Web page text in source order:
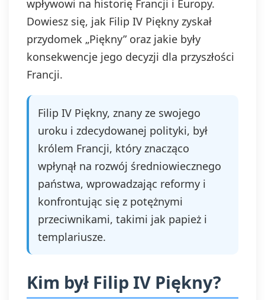
wpływowi na historię Francji i Europy.
Dowiesz się, jak Filip IV Piękny zyskał
przydomek „Piękny” oraz jakie były
konsekwencje jego decyzji dla przyszłości
Francji.
Filip IV Piękny, znany ze swojego
uroku i zdecydowanej polityki, był
królem Francji, który znacząco
wpłynął na rozwój średniowiecznego
państwa, wprowadzając reformy i
konfrontując się z potężnymi
przeciwnikami, takimi jak papież i
templariusze.
Kim był Filip IV Piękny?